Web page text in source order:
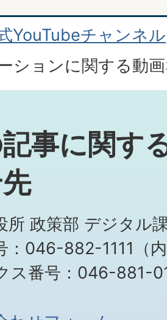
YouTubeチャンネル
ションに関する動
事に関す
所 政策部 デジタル
：046-882-1111（
ス番号：046-881-